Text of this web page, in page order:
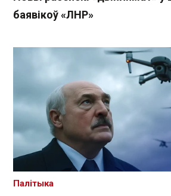
баявікоў «ЛНР»
Палітыка